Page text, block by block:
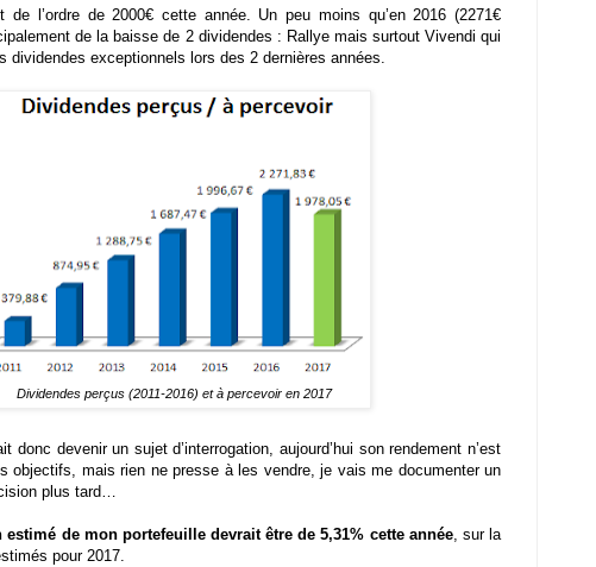
de l’ordre de 2000€ cette année. Un peu moins qu’en 2016 (2271€
de la baisse de 2 dividendes : Rallye mais surtout Vivendi qui
dividendes exceptionnels lors des 2 dernières années.
Dividendes perçus (2011-2016) et à percevoir en 2017
donc devenir un sujet d’interrogation, aujourd’hui son rendement n’est
objectifs, mais rien ne presse à les vendre, je vais me documenter un
plus tard…
estimé de mon portefeuille devrait être de 5,31% cette année, sur la
pour 2017.